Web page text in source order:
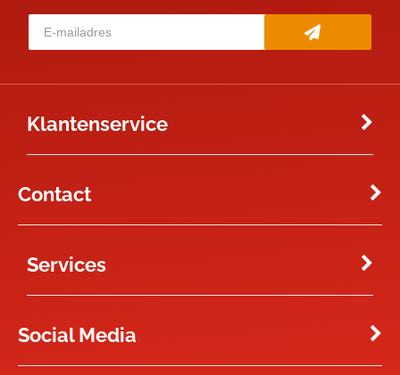
Klantenservice
Contact
Services
Social Media